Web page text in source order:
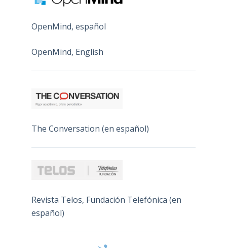
OpenMind, español
OpenMind, English
The Conversation (en español)
Revista Telos, Fundación Telefónica (en
español)